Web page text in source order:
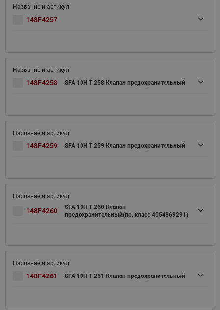
148F4257
148F4258 SFA 10H T 258 Клапан предохранительный
148F4259 SFA 10H T 259 Клапан предохранительный
148F4260
SFA 10H T 260 Клапан
предохранительный(пр. класс 4054869291)
148F4261 SFA 10H T 261 Клапан предохранительный